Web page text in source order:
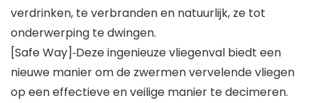
verdrinken, te verbranden en natuurlijk, ze tot
onderwerping te dwingen.
[Safe Way]‑Deze ingenieuze vliegenval biedt een
nieuwe manier om de zwermen vervelende vliegen
op een effectieve en veilige manier te decimeren.